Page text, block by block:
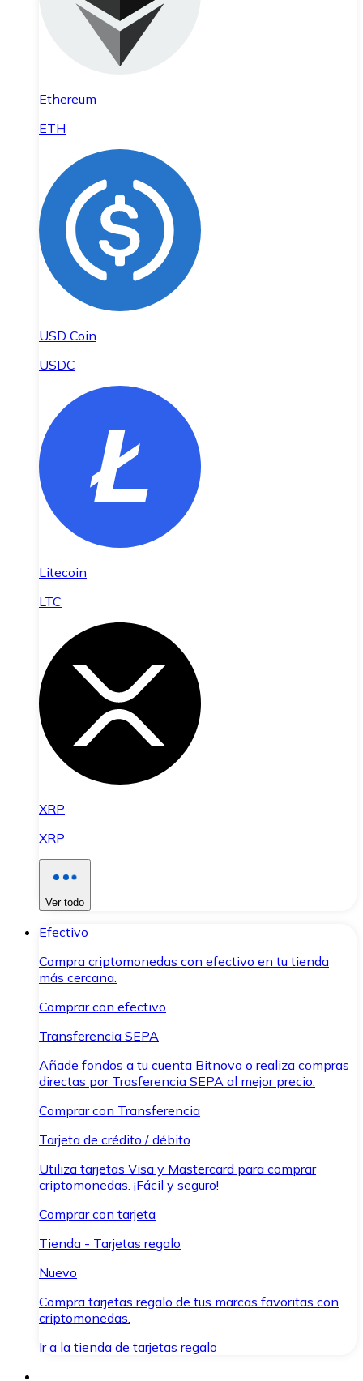
Ethereum
ETH
USD Coin
USDC
Litecoin
LTC
XRP
XRP
Ver todo
Efectivo
Compra criptomonedas con efectivo en tu tienda
más cercana.
Comprar con efectivo
Transferencia SEPA
Añade fondos a tu cuenta Bitnovo o realiza compras
directas por Trasferencia SEPA al mejor precio.
Comprar con Transferencia
Tarjeta de crédito / débito
Utiliza tarjetas Visa y Mastercard para comprar
criptomonedas. ¡Fácil y seguro!
Comprar con tarjeta
Tienda - Tarjetas regalo
Nuevo
Compra tarjetas regalo de tus marcas favoritas con
criptomonedas.
Ir a la tienda de tarjetas regalo